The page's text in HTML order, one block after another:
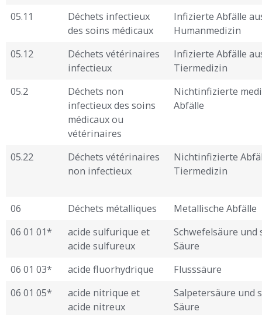
05.11
Déchets infectieux
des soins médicaux
Infizierte Abfälle
Humanmedizin
05.12
Déchets vétérinaires
infectieux
Infizierte Abfälle
Tiermedizin
05.2
Déchets non
infectieux des soins
médicaux ou
vétérinaires
Nichtinfizierte
Abfälle
05.22
Déchets vétérinaires
non infectieux
Nichtinfizierte
Tiermedizin
06 Déchets métalliques
Metallische Abfälle
06 01 01*
acide sulfurique et
acide sulfureux
Schwefelsäure und
Säure
06 01 03*
acide fluorhydrique
Flusssäure
06 01 05*
acide nitrique et
acide nitreux
Salpetersäure und
Säure